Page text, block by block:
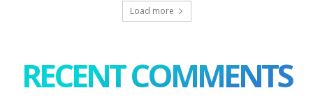
Load more
RECENT COMMENTS